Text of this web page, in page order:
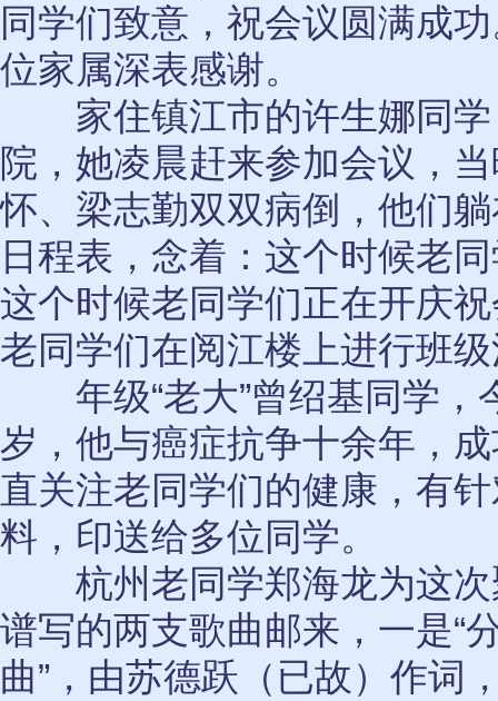
同学们致意，祝会议圆满成
位家属深表感谢。
家住镇江市的许生娜同学
院，她凌晨赶来参加会议，
怀、梁志勤双双病倒，他们
日程表，念着：这个时候老
这个时候老同学们正在开庆
老同学们在阅江楼上进行班
年级“老大”曾绍基同学，
岁，他与癌症抗争十余年，
直关注老同学们的健康，有
料，印送给多位同学。
杭州老同学郑海龙为这次
谱写的两支歌曲邮来，一是“
曲”，由苏德跃（已故）作词